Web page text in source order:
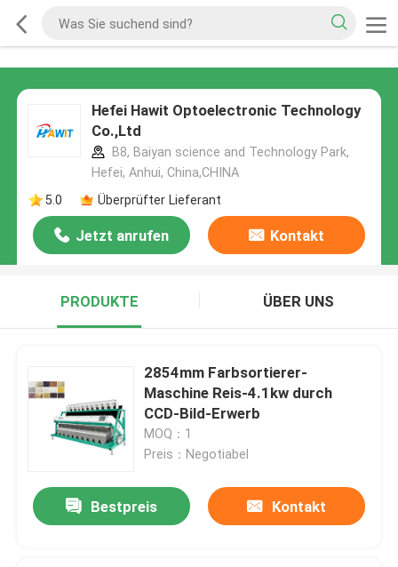
Hefei Hawit Optoelectronic Technology
Co.,Ltd
B8, Baiyan science and Technology Park,
Hefei, Anhui, China,CHINA
5.0
Überprüfter Lieferant
Jetzt anrufen Kontakt
PRODUKTE ÜBER UNS
2854mm Farbsortierer-
Maschine Reis-4.1kw durch
CCD-Bild-Erwerb
MOQ：1
Preis：Negotiabel
Bestpreis Kontakt